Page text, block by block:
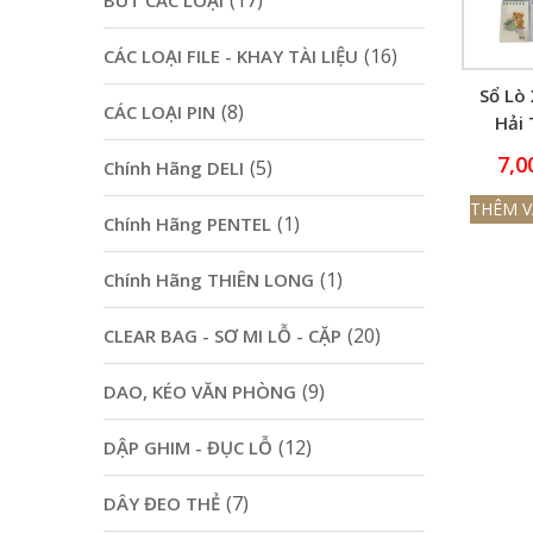
Sổ Lò
Hải
THÊM
CÁC LOẠI FILE - KHAY TÀI LIỆU (16)
CÁC LOẠI PIN (8)
Chính Hãng DELI (5)
Chính Hãng PENTEL (1)
Chính Hãng THIÊN LONG (1)
CLEAR BAG - SƠ MI LỖ - CẶP (20)
DAO, KÉO VĂN PHÒNG (9)
DẬP GHIM - ĐỤC LỖ (12)
DÂY ĐEO THẺ (7)